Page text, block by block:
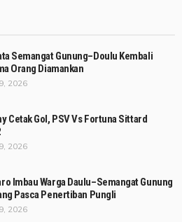
Semangat Gunung–Doulu Kembali
Orang Diamankan
2026
Cetak Gol, PSV Vs Fortuna Sittard
2026
Imbau Warga Daulu–Semangat Gunung
Pasca Penertiban Pungli
2026